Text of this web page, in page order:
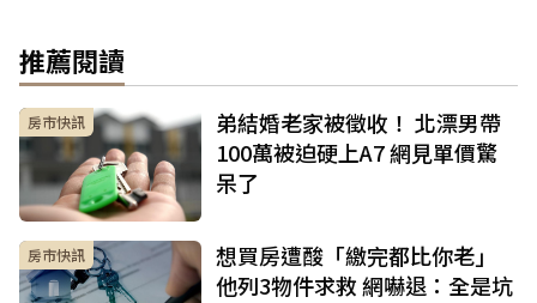
推薦閱讀
房市快訊
弟結婚老家被徵收！ 北漂男帶
100萬被迫硬上A7 網見單價驚
呆了
房市快訊
想買房遭酸「繳完都比你老」
他列3物件求救 網嚇退：全是坑